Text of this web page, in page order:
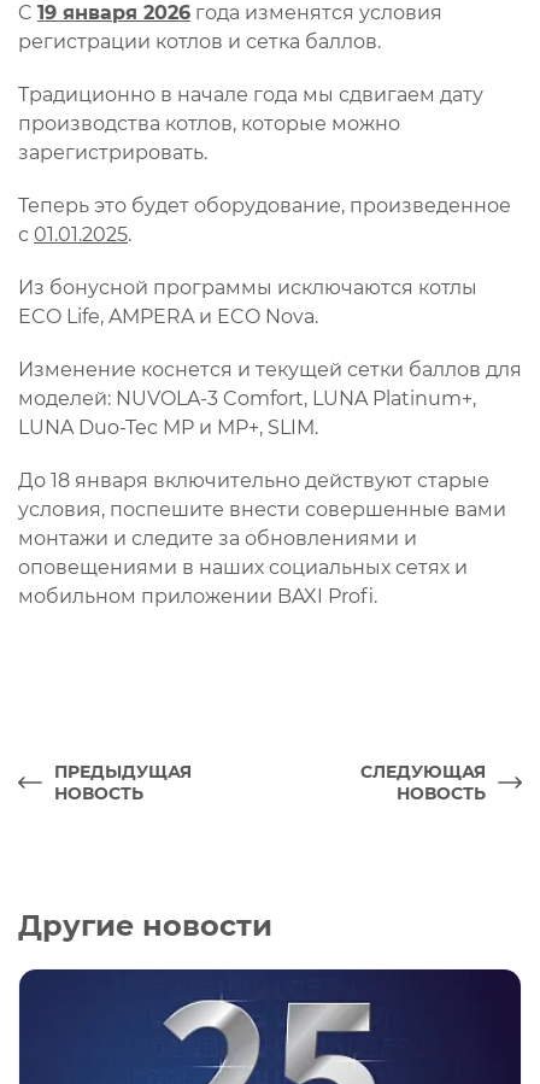
C 19 января 2026 года изменятся условия
регистрации котлов и сетка баллов.
Традиционно в начале года мы сдвигаем дату
производства котлов, которые можно
зарегистрировать.
Теперь это будет оборудование, произведенное
с 01.01.2025.
Из бонусной программы исключаются котлы
ECO Life, AMPERA и ECO Nova.
Изменение коснется и текущей сетки баллов для
моделей: NUVOLA-3 Comfort, LUNA Platinum+,
LUNA Duo-Tec MP и MP+, SLIM.
До 18 января включительно действуют старые
условия, поспешите внести совершенные вами
монтажи и следите за обновлениями и
оповещениями в наших социальных сетях и
мобильном приложении BAXI Profi.
ПРЕДЫДУЩАЯ
НОВОСТЬ
СЛЕДУЮЩАЯ
НОВОСТЬ
Другие новости